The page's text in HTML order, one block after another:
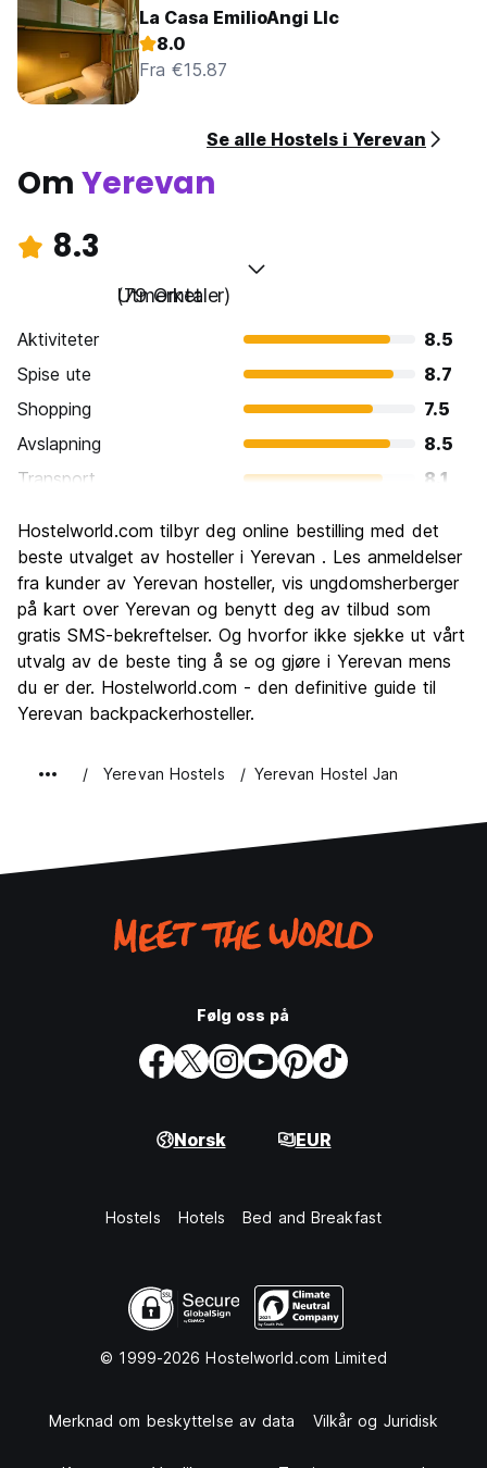
La Casa EmilioAngi Llc
8.0
Fra €15.87
Se alle Hostels i Yerevan
OmYerevan
8.3
Utmerket
(79 Omtaler)
Aktiviteter
8.5
Spise ute
8.7
Shopping
7.5
Avslapning
8.5
Transport
8.1
Kultur
8.7
Feste
7.6
Verdi for pengene
9.1
Hostelworld.com tilbyr deg online bestilling med det
beste utvalget av hosteller i Yerevan . Les anmeldelser
fra kunder av Yerevan hosteller, vis ungdomsherberger
på kart over Yerevan og benytt deg av tilbud som
gratis SMS-bekreftelser. Og hvorfor ikke sjekke ut vårt
utvalg av de beste ting å se og gjøre i Yerevan mens
du er der. Hostelworld.com - den definitive guide til
Yerevan backpackerhosteller.
Yerevan Hostels Yerevan Hostel Jan
Følg oss på
Norsk EUR
Hostels Hotels Bed and Breakfast
© 1999-2026 Hostelworld.com Limited
Merknad om beskyttelse av data Vilkår og Juridisk